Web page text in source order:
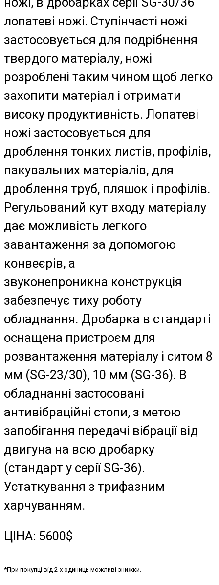
лопатеві ножі. Ступінчасті ножі
застосовується для подрібнення
твердого матеріалу, ножі
розроблені таким чином щоб легко
захопити матеріал і отримати
високу продуктивність. Лопатеві
ножі застосовується для
дроблення тонких листів, профілів,
пакувальних матеріалів, для
дроблення труб, пляшок і профілів.
Регульований кут входу матеріалу
дає можливість легкого
завантаження за допомогою
конвеєрів, а
звуконепроникна конструкція
забезпечує тиху роботу
обладнання. Дробарка в стандарті
оснащена пристроєм для
розвантаження матеріалу і ситом 8
мм (SG-23/30), 10 мм (SG-36). В
обладнанні застосовані
антивібраційні стопи, з метою
запобігання передачі вібрації від
двигуна на всю дробарку
(стандарт у серії SG-36).
Устаткування з трифазним
харчуванням.
ЦІНА: 5600$
*При покупці від 2-х одиниць можливі знижки.